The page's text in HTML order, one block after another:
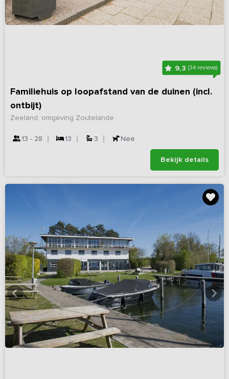
9,3(34 reviews)
Familiehuis op loopafstand van de duinen (incl.
ontbijt)
Zeeland, omgeving Zoutelande
13 - 28 13 3 Nee
Bekijk details